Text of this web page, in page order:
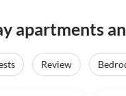
apartments
Review
Top-Listing